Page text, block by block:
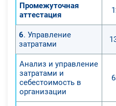
Промежуточная
аттестация
6. Управление
затратами
Анализ и управление
затратами и
себестоимость в
организации